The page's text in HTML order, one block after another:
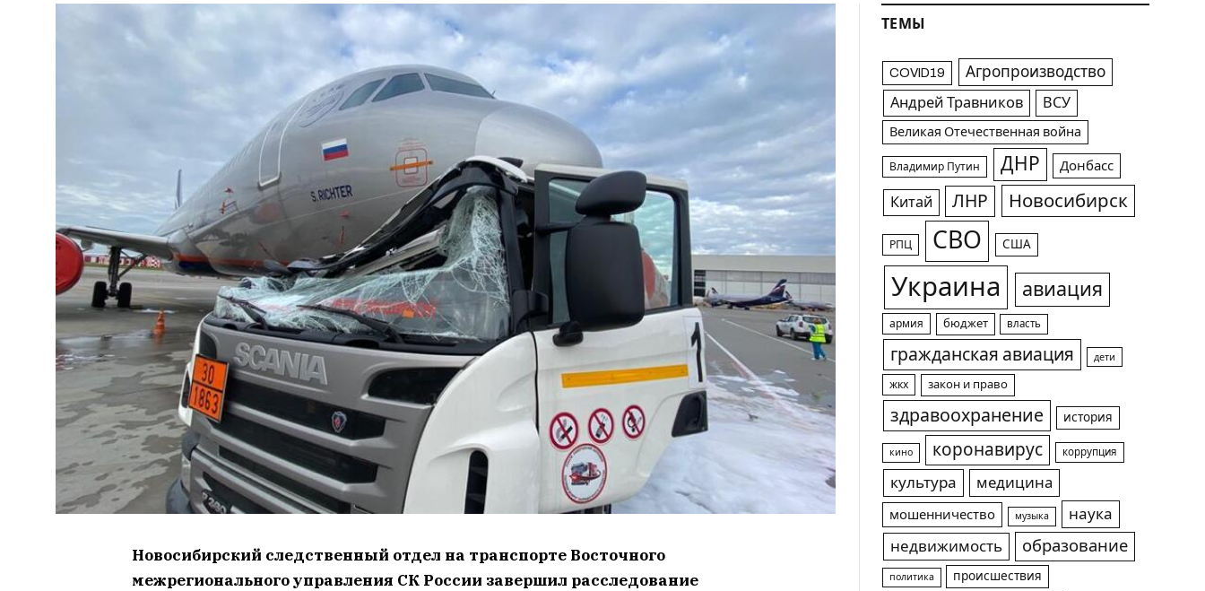
Новосибирский следственный отдел на транспорте Восточного
межрегионального управления СК России завершил расследование
ТЕМЫ
COVID19 Агропроизводство
Андрей Травников ВСУ
Великая Отечественная война
Владимир Путин ДНР Донбасс
Китай ЛНР Новосибирск
РПЦ СВО США
Украина авиация
армия бюджет власть
гражданская авиация дети
жкх закон и право
здравоохранение история
кино коронавирус коррупция
культура медицина
мошенничество музыка
наука
недвижимость
образование
политика происшествия